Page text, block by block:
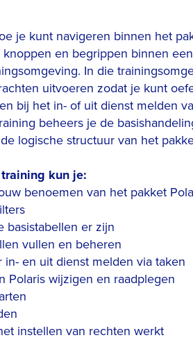
je kunt navigeren binnen het
en begrippen binnen
In die
uitvoeren zodat je kunt
bij het in- of uit dienst melden
beheers je de
logische structuur van het
kun je:
benoemen van het pakket
basistabellen er zijn
vullen en beheren
in- en uit dienst melden via taken
Polaris wijzigen en raadplegen
instellen van rechten werkt